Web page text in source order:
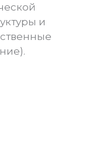
и